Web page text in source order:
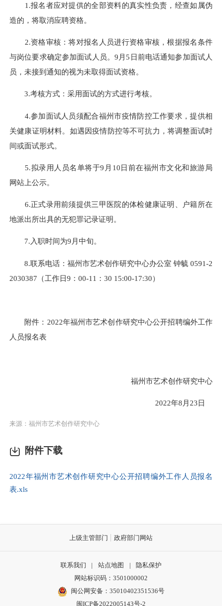
1.报名者应对提供的全部资料的真实性负责，经查如属伪
造的，将取消应聘资格。
2.资格审核：将对报名人员进行资格审核，根据报名条件
与岗位要求确定参加面试人员。9月5日前电话通知参加面试人
员，未接到通知的视为未取得面试资格。
3.考核方式：采用面试的方式进行考核。
4.参加面试人员须配合福州市疫情防控工作要求，提供相
关健康证明材料。如遇因疫情防控等不可抗力，将调整面试时
间或面试形式。
5.拟录用人员名单将于9月10日前在福州市文化和旅游局
网站上公示。
6.正式录用前须提供三甲医院的体检健康证明、户籍所在
地派出所出具的无犯罪记录证明。
7.入职时间为9月中旬。
8.联系电话：福州市艺术创作研究中心办公室 钟毓 0591-2
2030387（工作日9：00-11：30 15:00-17:30）
附件：2022年福州市艺术创作研究中心公开招聘编外工作
人员报名表
福州市艺术创作研究中心
2022年8月23日
来源：福州市艺术创作研究中心
附件下载
2022年福州市艺术创作研究中心公开招聘编外工作人员报名
表.xls
上级主管部门 政府部门网站
联系我们 | 站点地图 |
隐私保护
网站标识码：3501000002
闽公网安备：35010402351536号
闽ICP备2022005143号-2